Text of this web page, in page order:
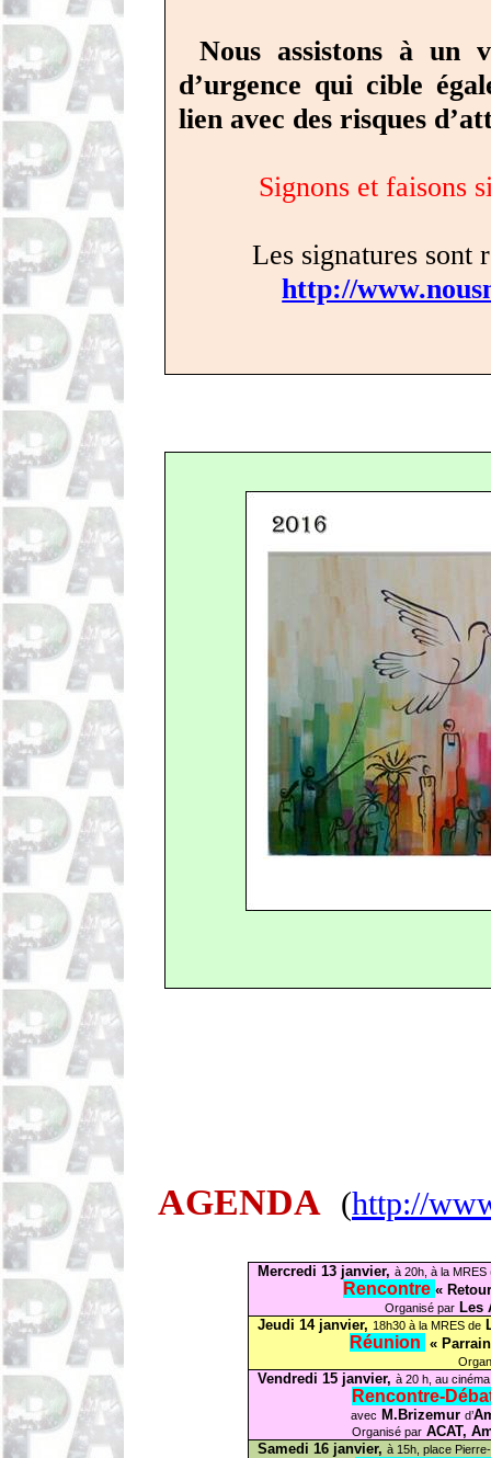
Nous assistons à un
d’urgence qui cible
lien avec des risques
Signons et faisons
Les signatures sont
http://
AGENDA (http://
Mercredi 13 janvier, à 20h, à la
Rencontre «
Organisé par Les
Jeudi 14 janvier, 18h30 à la MRES de
Réunion «
Vendredi 15 janvier, à 20 h, au
Rencontre-
avec M.Brizemur d’
Organisé parACAT,
Samedi 16 janvier, à 15h, place